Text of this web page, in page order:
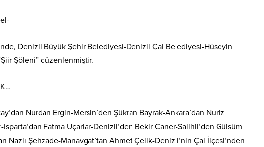
Denizli Büyük Şehir Belediyesi-Denizli Çal Belediyesi-Hüseyin
Şöleni” düzenlenmiştir.
Nurdan Ergin-Mersin’den Şükran Bayrak-Ankara’dan Nuriz
Fatma Uçarlar-Denizli’den Bekir Caner-Salihli’den Gülsüm
Nazlı Şehzade-Manavgat’tan Ahmet Çelik-Denizli’nin Çal İlçesi’nden